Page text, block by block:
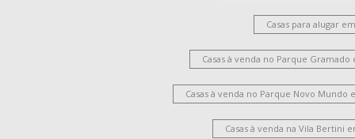
Casas para alugar
Casas à venda no Parque Gramado
Casas à venda no Parque Novo Mundo
Casas à venda na Vila Bertini